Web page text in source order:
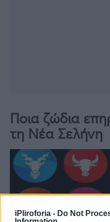
iPliroforia - Do Not
Ποια ζώδια
τη Νέα Σελήνη